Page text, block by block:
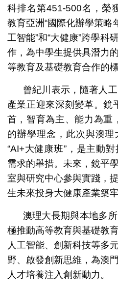
科排名第451-500名，榮
教育亞洲“國際化辦學策略
工智能”和“大健康”跨學科
作，為中學生提供具潛力
等教育及基礎教育合作的標
曾紀川表示，隨著人
產業正迎來深刻變革。鏡
首，智育為主、能力為重
的辦學理念，此次與澳理
“AI+大健康班”，是主動
需求的舉措。未來，鏡平
室與研究中心參與實踐，
生未來投身大健康產業築牢
澳理大長期與本地多
極推動高等教育與基礎教
人工智能、創新科技等多
野、啟發創新思維，為澳
人才培養注入創新動力。